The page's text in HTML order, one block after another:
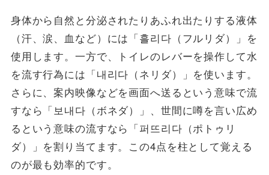
身体から自然と分泌されたりあふれ出たりする液体
（汗、涙、血など）には「흘리다（フルリダ）」を
使用します。一方で、トイレのレバーを操作して水
を流す行為には「내리다（ネリダ）」を使います。
さらに、案内映像などを画面へ送るという意味で流
すなら「보내다（ボネダ）」、世間に噂を言い広め
るという意味の流すなら「퍼뜨리다（ポトゥリ
ダ）」を割り当てます。この4点を柱として覚える
のが最も効率的です。